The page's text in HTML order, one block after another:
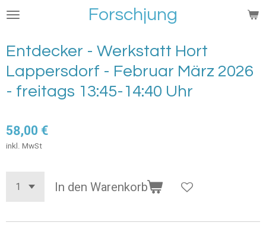
Zum
Forschjung
Entdecker - Werkstatt Hort
Lappersdorf - Februar März 2026
- freitags 13:45-14:40 Uhr
58,00 €
inkl. MwSt
In den Warenkorb